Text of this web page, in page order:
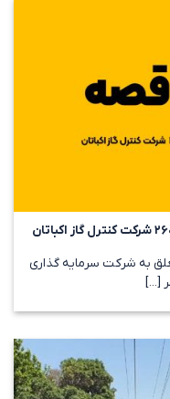
به شرکت سرمایه گذاری
[...]